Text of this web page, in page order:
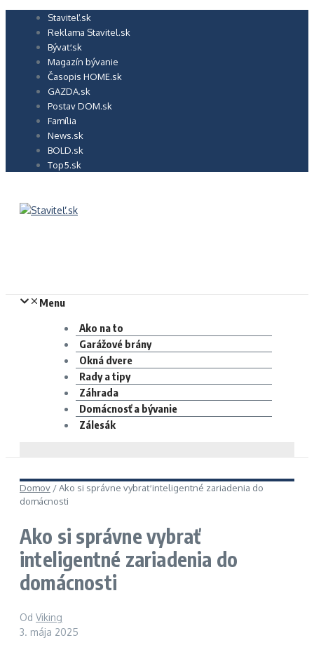
Preskočiť
Staviteľ.sk
Reklama Stavitel.sk
Bývať.sk
Magazín bývanie
Časopis HOME.sk
GAZDA.sk
Postav DOM.sk
Família
News.sk
BOLD.sk
Top5.sk
Menu
Ako na to
Garážové brány
Okná dvere
Rady a tipy
Záhrada
Domácnosť a bývanie
Zálesák
Domov /Ako si správne vybrať inteligentné zariadenia do
domácnosti
Ako si správne vybrať
inteligentné zariadenia do
domácnosti
Od Viking
3. mája 2025